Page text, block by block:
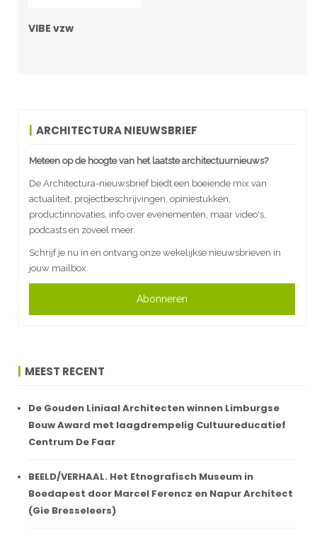
VIBE vzw
ARCHITECTURA NIEUWSBRIEF
Meteen op de hoogte van het laatste architectuurnieuws?
De Architectura-nieuwsbrief biedt een boeiende mix van
actualiteit, projectbeschrijvingen, opiniestukken,
productinnovaties, info over evenementen, maar video's,
podcasts en zoveel meer.
Schrijf je nu in en ontvang onze wekelijkse nieuwsbrieven in
jouw mailbox.
Abonneren
MEEST RECENT
De Gouden Liniaal Architecten winnen Limburgse
Bouw Award met laagdrempelig Cultuureducatief
Centrum De Faar
BEELD/VERHAAL. Het Etnografisch Museum in
Boedapest door Marcel Ferencz en Napur Architect
(Gie Bresseleers)